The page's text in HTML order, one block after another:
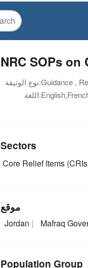
NRC SOPs
نوع الوثيقة:Guidance ,
اللغة:
Sectors
Core Relief Items
موقع
Jordan Mafraq
Population Group